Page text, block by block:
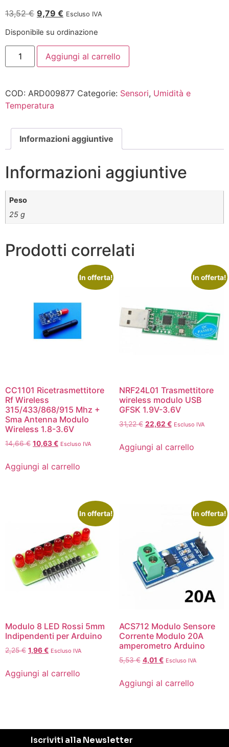
13,52€ 9,79 € Escluso IVA
Disponibile su ordinazione
Aggiungi al carrello
COD: ARD009877 Categorie: Sensori, Umidità e
Temperatura
Informazioni aggiuntive
Informazioni aggiuntive
Peso
25 g
Prodotti correlati
In offerta!
CC1101 Ricetrasmettitore
Rf Wireless
315/433/868/915 Mhz +
Sma Antenna Modulo
Wireless 1.8-3.6V
14,66€ 10,63€ Escluso IVA
Aggiungi al carrello
In offerta!
NRF24L01 Trasmettitore
wireless modulo USB
GFSK 1.9V-3.6V
31,22€ 22,62 € Escluso IVA
Aggiungi al carrello
In offerta!
Modulo 8 LED Rossi 5mm
Indipendenti per Arduino
2,25€ 1,96€ Escluso IVA
Aggiungi al carrello
In offerta!
ACS712 Modulo Sensore
Corrente Modulo 20A
amperometro Arduino
5,53€ 4,01 € Escluso IVA
Aggiungi al carrello
Iscriviti alla Newsletter